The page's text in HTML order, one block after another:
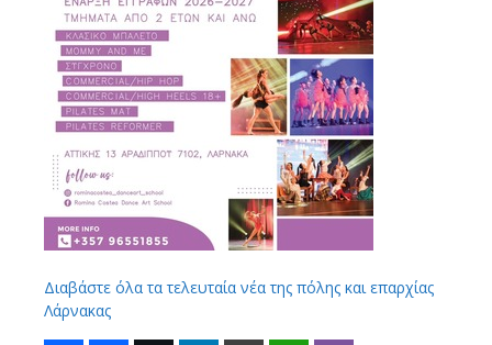
Διαβάστε όλα τα τελευταία νέα της πόλης και επαρχίας
Λάρνακας